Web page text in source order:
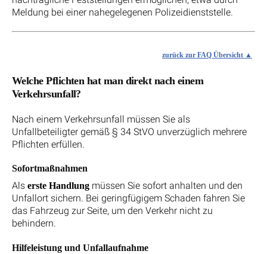
Meldung bei einer nahegelegenen Polizeidienststelle.
zurück zur FAQ Übersicht
Welche Pflichten hat man direkt nach einem
Verkehrsunfall?
Nach einem Verkehrsunfall müssen Sie als
Unfallbeteiligter gemäß § 34 StVO unverzüglich mehrere
Pflichten erfüllen.
Sofortmaßnahmen
Als erste Handlung müssen Sie sofort anhalten und den
Unfallort sichern. Bei geringfügigem Schaden fahren Sie
das Fahrzeug zur Seite, um den Verkehr nicht zu
behindern.
Hilfeleistung und Unfallaufnahme